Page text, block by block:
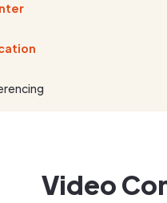
Video